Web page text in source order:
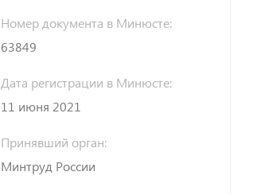
Номер документа в Минюсте:
63849
Дата регистрации в Минюсте:
11 июня 2021
Принявший орган:
Минтруд России